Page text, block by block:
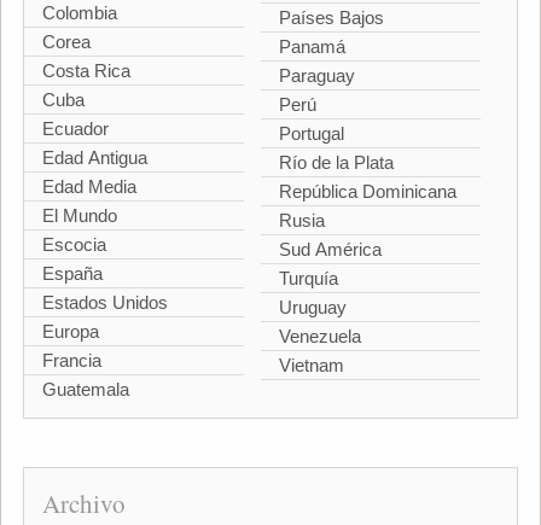
Colombia
Corea
Costa Rica
Cuba
Ecuador
Edad Antigua
Edad Media
El Mundo
Escocia
España
Estados Unidos
Europa
Francia
Guatemala
Países Bajos
Panamá
Paraguay
Perú
Portugal
Río de la Plata
República Dominicana
Rusia
Sud América
Turquía
Uruguay
Venezuela
Vietnam
Archivo